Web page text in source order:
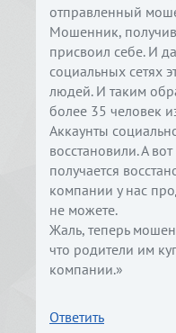
отправленный
Мошенник, получив
присвоил себе. И
социальных сетях
людей. И таким
более 35 человек
Аккаунты
восстановили. А
получается
компании у нас
не можете.
Жаль, теперь
что родители им
компании.»
Ответить